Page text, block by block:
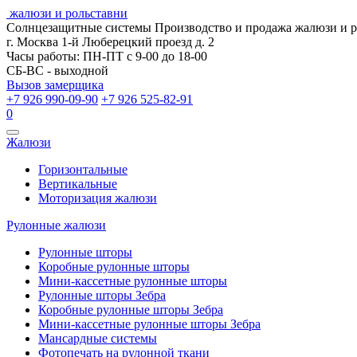
жалюзи и рольставни
Солнцезащитные системы Производство и продажа жалюзи и
г. Москва 1-й Люберецкий проезд д. 2
Часы работы: ПН-ПТ с 9-00 до 18-00
СБ-ВС - выходной
Вызов замерщика
+7 926 990-09-90 +7 926 525-82-91
0
Открыть
навигацию
Жалюзи
Горизонтальные
Вертикальные
Моторизация жалюзи
Рулонные жалюзи
Рулонные шторы
Коробные рулонные шторы
Мини-кассетные рулонные шторы
Рулонные шторы Зебра
Коробные рулонные шторы Зебра
Мини-кассетные рулонные шторы Зебра
Мансардные системы
Фотопечать на рулонной ткани